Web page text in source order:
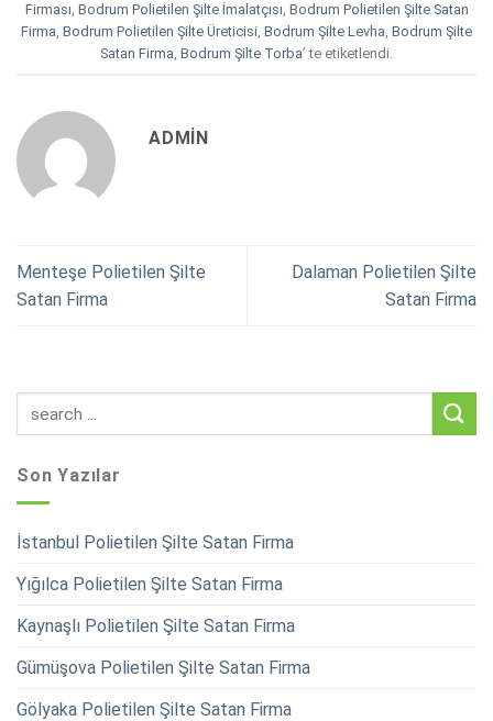
Firması, Bodrum Polietilen Şilte İmalatçısı, Bodrum Polietilen Şilte Satan
Firma, Bodrum Polietilen Şilte Üreticisi, Bodrum Şilte Levha, Bodrum Şilte
Satan Firma, Bodrum Şilte Torba’ te etiketlendi.
ADMIN
Menteşe Polietilen Şilte
Satan Firma
Dalaman Polietilen Şilte
Satan Firma
Son Yazılar
İstanbul Polietilen Şilte Satan Firma
Yığılca Polietilen Şilte Satan Firma
Kaynaşlı Polietilen Şilte Satan Firma
Gümüşova Polietilen Şilte Satan Firma
Gölyaka Polietilen Şilte Satan Firma